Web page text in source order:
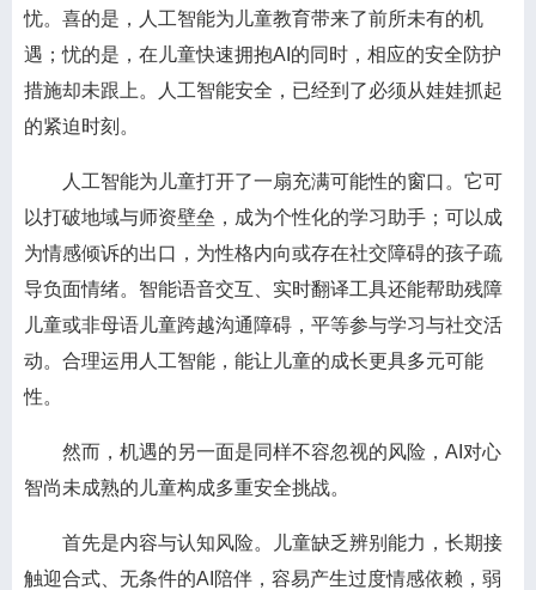
忧。喜的是，人工智能为儿童教育带来了前所未有的机
遇；忧的是，在儿童快速拥抱AI的同时，相应的安全防护
措施却未跟上。人工智能安全，已经到了必须从娃娃抓起
的紧迫时刻。
人工智能为儿童打开了一扇充满可能性的窗口。它可
以打破地域与师资壁垒，成为个性化的学习助手；可以成
为情感倾诉的出口，为性格内向或存在社交障碍的孩子疏
导负面情绪。智能语音交互、实时翻译工具还能帮助残障
儿童或非母语儿童跨越沟通障碍，平等参与学习与社交活
动。合理运用人工智能，能让儿童的成长更具多元可能
性。
然而，机遇的另一面是同样不容忽视的风险，AI对心
智尚未成熟的儿童构成多重安全挑战。
首先是内容与认知风险。儿童缺乏辨别能力，长期接
触迎合式、无条件的AI陪伴，容易产生过度情感依赖，弱